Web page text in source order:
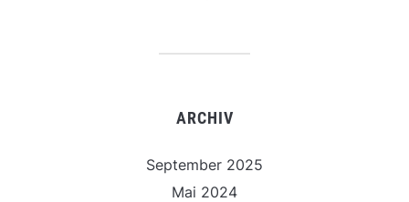
ARCHIV
September 2025
Mai 2024